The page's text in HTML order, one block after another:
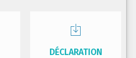
DÉCLARATION